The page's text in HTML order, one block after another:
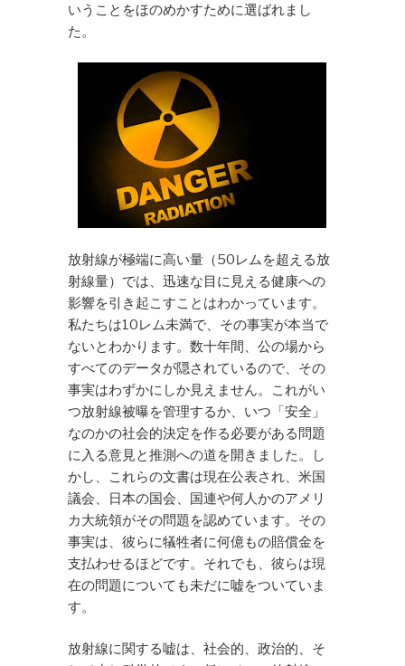
いうことをほのめかすために選ばれまし
た。
放射線が極端に高い量（50レムを超える放
射線量）では、迅速な目に見える健康への
影響を引き起こすことはわかっています。
私たちは10レム未満で、その事実が本当で
ないとわかります。数十年間、公の場から
すべてのデータが隠されているので、その
事実はわずかにしか見えません。これがい
つ放射線被曝を管理するか、いつ「安全」
なのかの社会的決定を作る必要がある問題
に入る意見と推測への道を開きました。し
かし、これらの文書は現在公表され、米国
議会、日本の国会、国連や何人かのアメリ
カ大統領がその問題を認めています。その
事実は、彼らに犠牲者に何億もの賠償金を
支払わせるほどです。それでも、彼らは現
在の問題についても未だに嘘をついていま
す。
放射線に関する嘘は、社会的、政治的、そ